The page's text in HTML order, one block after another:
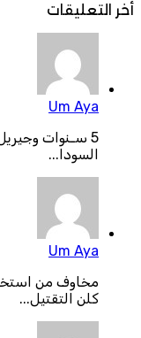
أخر التعليقات
Um Aya
السودا...
Um Aya
مخاوف من
كلن التقتيل...